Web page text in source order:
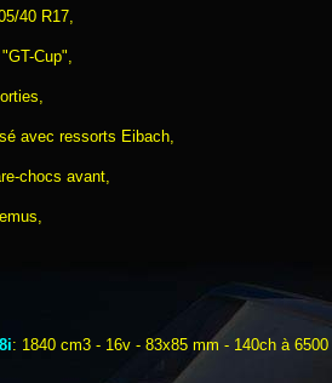
40 R17,
Cup",
avec ressorts Eibach,
chocs avant,
: 1840 cm3 - 16v - 83x85 mm - 140ch à